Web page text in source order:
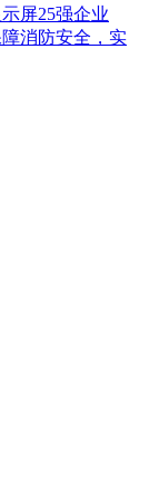
屏25强企业
消防安全，实